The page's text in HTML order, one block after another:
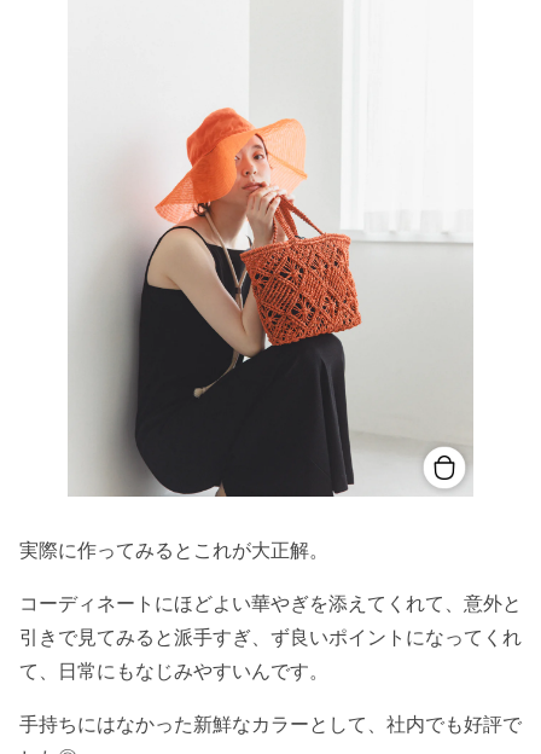
実際に作ってみるとこれが大正解。
コーディネートにほどよい華やぎを添えてくれて、意外と
引きで見てみると派手すぎ、ず良いポイントになってくれ
て、日常にもなじみやすいんです。
手持ちにはなかった新鮮なカラーとして、社内でも好評で